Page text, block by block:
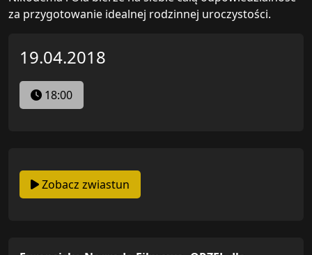
za przygotowanie idealnej rodzinnej uroczystości.
19.04.2018
18:00
Zobacz zwiastun